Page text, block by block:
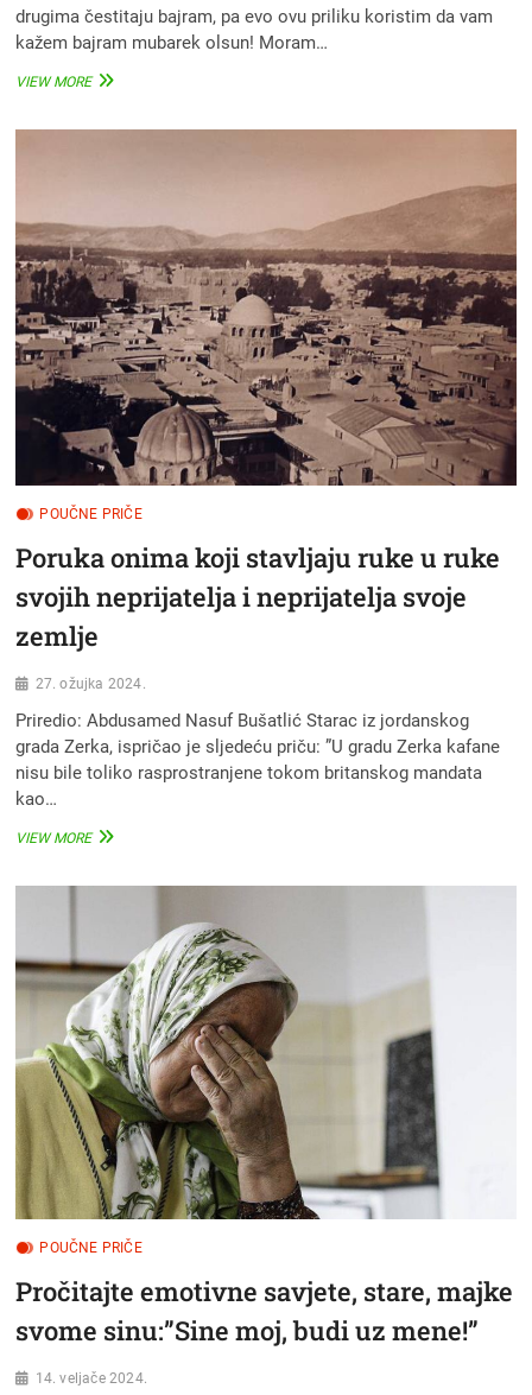
drugima čestitaju bajram, pa evo ovu priliku koristim da vam
kažem bajram mubarek olsun! Moram…
VIEW MOREČOVJEK
POUČNE PRIČE
Poruka onima koji stavljaju ruke u ruke
svojih neprijatelja i neprijatelja svoje
zemlje
27. ožujka 2024.
Priredio: Abdusamed Nasuf Bušatlić Starac iz jordanskog
grada Zerka, ispričao je sljedeću priču: ”U gradu Zerka kafane
nisu bile toliko rasprostranjene tokom britanskog mandata
kao…
VIEW MOREPORUKA
RUKE
SVOJIH
NEPRIJATELJA
I
NEPRIJATELJA
SVOJE
ZEMLJE
POUČNE PRIČE
Pročitajte emotivne savjete, stare, majke
svome sinu:”Sine moj, budi uz mene!”
14. veljače 2024.